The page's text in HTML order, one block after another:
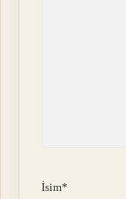
İsim*